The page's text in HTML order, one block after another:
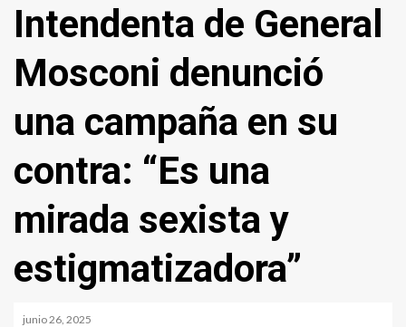
Intendenta de General
Mosconi denunció
una campaña en su
contra: “Es una
mirada sexista y
estigmatizadora”
junio 26, 2025